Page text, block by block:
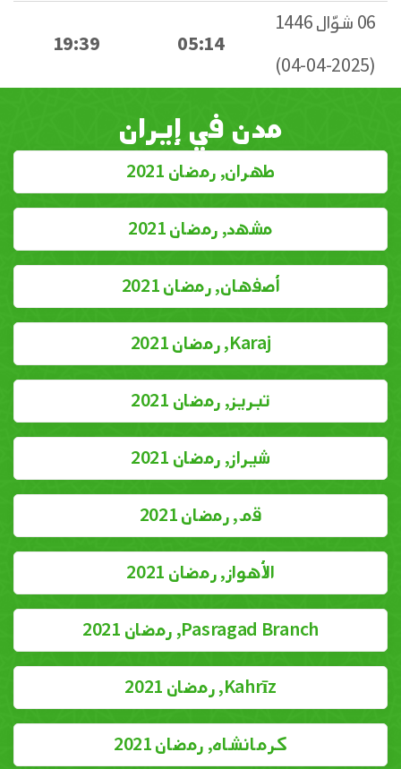
06 شوّال 1446
(2025-04-04)
05:14
19:39
مدن في إيران
طهران, رمضان 2021
مشهد, رمضان 2021
أصفهان, رمضان 2021
Karaj, رمضان 2021
تبريز, رمضان 2021
شيراز, رمضان 2021
قم, رمضان 2021
الأهواز, رمضان 2021
Pasragad Branch, رمضان 2021
Kahrīz, رمضان 2021
كرمانشاه, رمضان 2021